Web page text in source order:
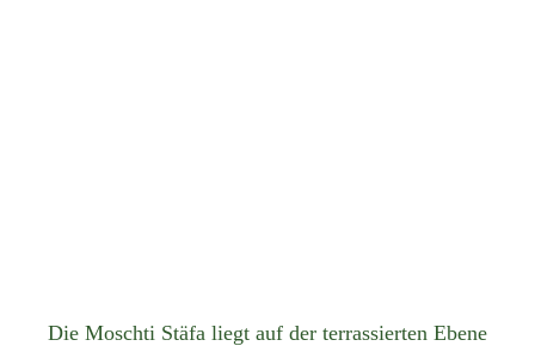
Die Moschti Stäfa liegt auf der terrassierten Ebene